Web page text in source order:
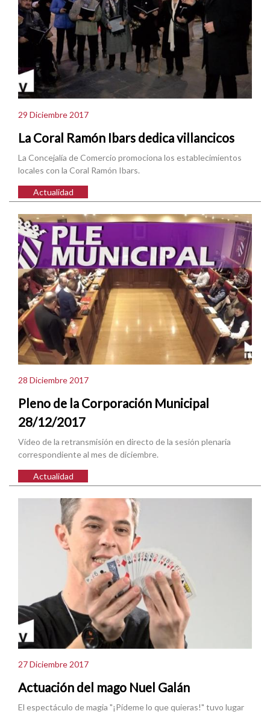
29 Diciembre 2017
La Coral Ramón Ibars dedica villancicos
La Concejalía de Comercio promociona los establecimientos
locales con la Coral Ramón Ibars.
Actualidad
28 Diciembre 2017
Pleno de la Corporación Municipal
28/12/2017
Vídeo de la retransmisión en directo de la sesión plenaria
correspondiente al mes de diciembre.
Actualidad
27 Diciembre 2017
Actuación del mago Nuel Galán
El espectáculo de magia "¡Pídeme lo que quieras!" tuvo lugar